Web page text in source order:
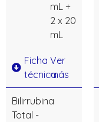
mL +
2 x 20
mL
Ficha
técnica
Ver
más
Bilirrubina
Total -